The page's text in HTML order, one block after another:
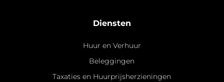
Diensten
Huur en Verhuur
Beleggingen
Taxaties en Huurprijsherzieningen